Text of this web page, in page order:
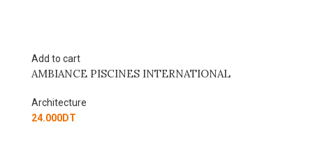
INTERNATIONAL MUSEE CONSERVER